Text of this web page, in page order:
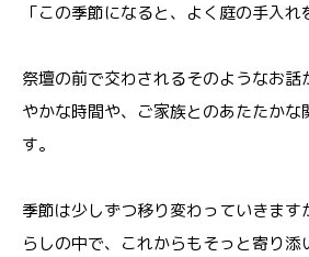
「この季節になると、よく庭の手入れ
祭壇の前で交わされるそのようなお
やかな時間や、ご家族とのあたたかな
す。
季節は少しずつ移り変わっていきま
らしの中で、これからもそっと寄り添